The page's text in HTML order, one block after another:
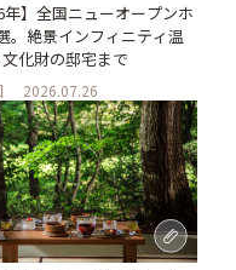
年】全国ニューオープンホ
。絶景インフィニティ温
化財の邸宅まで
2026.07.26